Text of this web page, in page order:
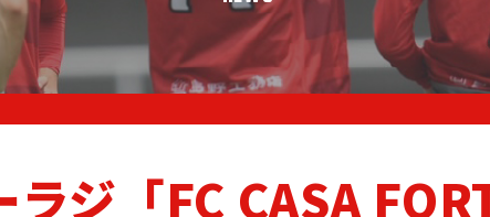
JUNIOR YOUTH
ジュニアユース
JUNIOR
ジュニア
SCHOOL
スクール
SPORTS ACADEMY PARTNER
ジ「FC CASA